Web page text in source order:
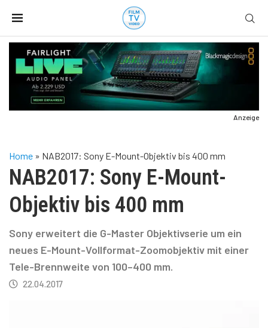
Anzeige
Home » NAB2017: Sony E-Mount-Objektiv bis 400 mm
NAB2017: Sony E-Mount-
Objektiv bis 400 mm
Sony erweitert die G-Master Objektivserie um ein
neues E-Mount-Vollformat-Zoomobjektiv mit einer
Tele-Brennweite von 100–400 mm.
22.04.2017